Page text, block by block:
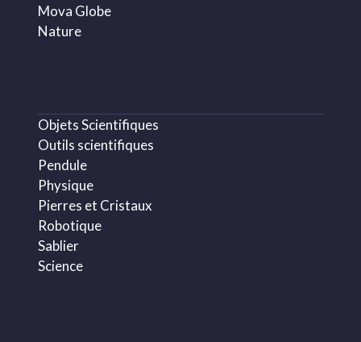
Mova Globe
Nature
Objets Scientifiques
Outils scientifiques
Pendule
Physique
Pierres et Cristaux
Robotique
Sablier
Science